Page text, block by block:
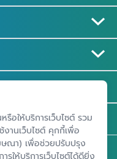
รือให้บริการเว็บไซต์ รวม
านเว็บไซต์ คุกกี้เพื่อ
ฆษณา) เพื่อช่วยปรับปรุง
รให้บริการเว็บไซต์ได้ดียิ่ง